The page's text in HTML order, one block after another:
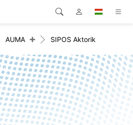
óceáni
AUMA + SIPOS Aktorik